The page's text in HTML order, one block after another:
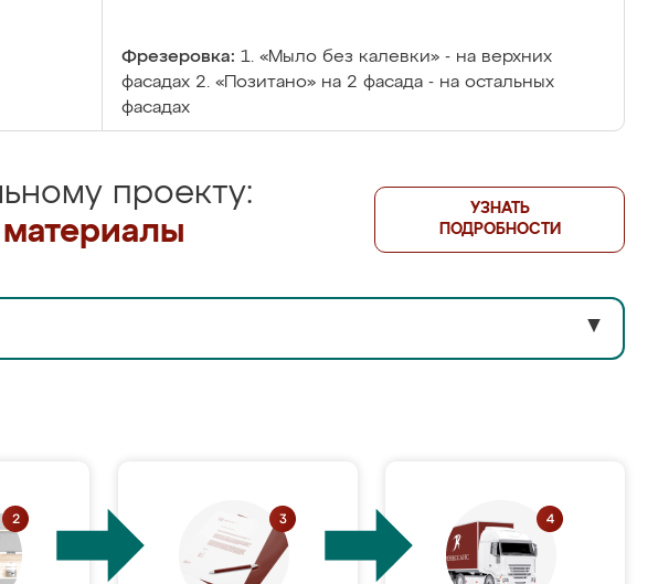
Фрезеровка: 1. «Мыло без калевки» - на верхних
фасадах 2. «Позитано» на 2 фасада - на остальных
фасадах
проекту:
УЗНАТЬ
ПОДРОБНОСТИ
▼